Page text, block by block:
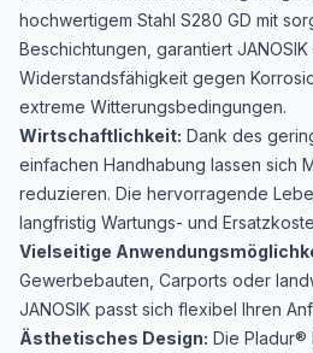
hochwertigem Stahl S280 GD mit
Beschichtungen, garantiert
Widerstandsfähigkeit gegen
extreme Witterungsbedingungen.
Wirtschaftlichkeit: Dank des
einfachen Handhabung lassen sich
reduzieren. Die hervorragende
langfristig Wartungs- und
Vielseitige
Gewerbebauten, Carports oder
JANOSIK passt sich flexibel Ihren
Ästhetisches Design: Die Pladur®